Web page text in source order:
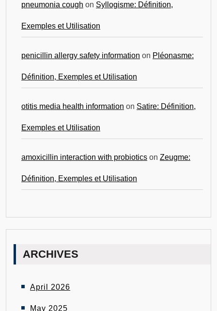
pneumonia cough on Syllogisme: Définition,
Exemples et Utilisation
penicillin allergy safety information on Pléonasme:
Définition, Exemples et Utilisation
otitis media health information on Satire: Définition,
Exemples et Utilisation
amoxicillin interaction with probiotics on Zeugme:
Définition, Exemples et Utilisation
ARCHIVES
April 2026
May 2025